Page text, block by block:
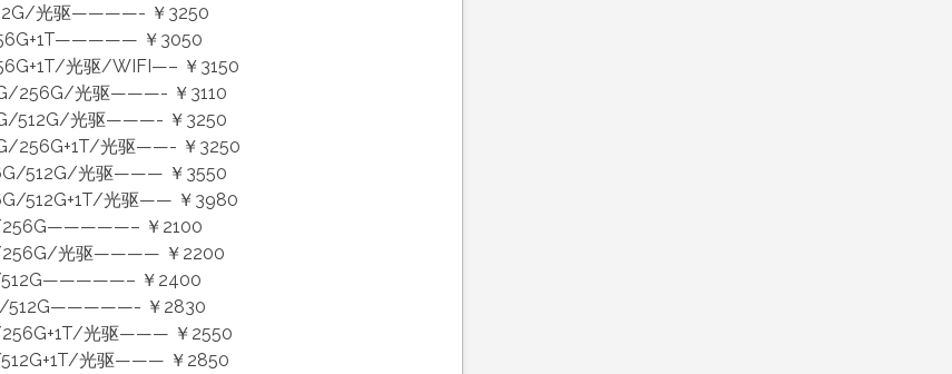
光驱————- ￥3250
￥3050
光驱/WIFI—– ￥3150
256G/光驱———- ￥3110
512G/光驱———- ￥3250
256G+1T/光驱——- ￥3250
512G/光驱——— ￥3550
512G+1T/光驱—— ￥3980
256G—————– ￥2100
256G/光驱———— ￥2200
512G—————– ￥2400
512G—————- ￥2830
256G+1T/光驱——— ￥2550
光驱——— ￥2850